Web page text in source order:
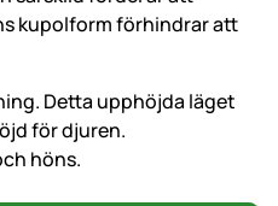
kupolform förhindrar att
Detta upphöjda läget
för djuren.
höns.